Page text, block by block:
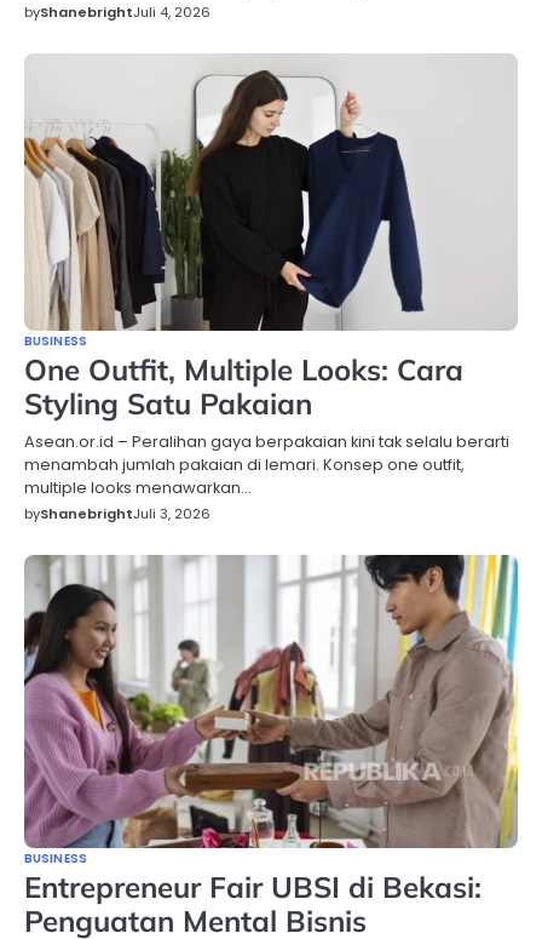
byShanebrightJuli 4, 2026
BUSINESS
One Outfit, Multiple Looks: Cara
Styling Satu Pakaian
Asean.or.id – Peralihan gaya berpakaian kini tak selalu berarti
menambah jumlah pakaian di lemari. Konsep one outfit,
multiple looks menawarkan…
byShanebrightJuli 3, 2026
BUSINESS
Entrepreneur Fair UBSI di Bekasi:
Penguatan Mental Bisnis